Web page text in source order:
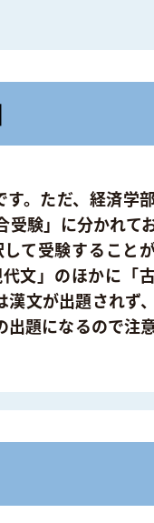
す。ただ、経済学
験」に分かれて
て受験すること
文」のほかに「
漢文が出題されず
題になるので注